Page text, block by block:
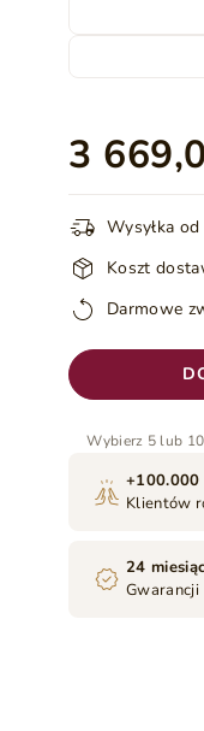
3
Wysyłka od
Koszt
Darmowe
Wybierz 5 lub
+100.000
Klientów
24
Gwarancji